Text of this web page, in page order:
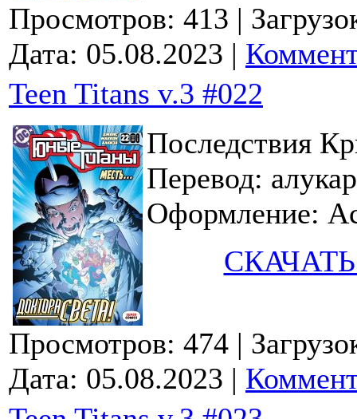
Просмотров: 413 |
Дата: 05.08.2023 |
Teen Titans v.3 #022
Последствия
Перевод:
Оформление:
Просмотров: 474 |
Дата: 05.08.2023 |